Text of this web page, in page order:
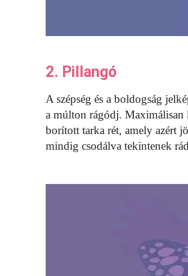
2. Pillangó
A szépség és a boldogság
a múlton rágódj.
borított tarka rét, amely azért
mindig csodálva tekintenek